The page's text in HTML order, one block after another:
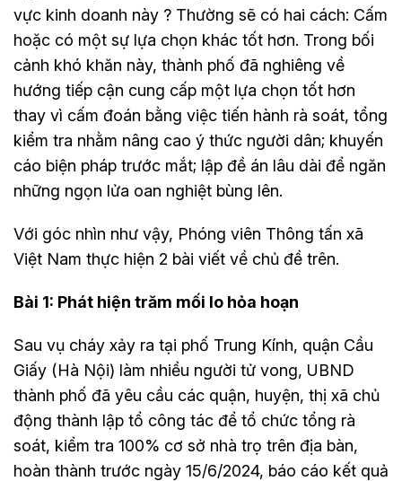
vực kinh doanh này ? Thường sẽ có hai cách: Cấm
hoặc có một sự lựa chọn khác tốt hơn. Trong bối
cảnh khó khăn này, thành phố đã nghiêng về
hướng tiếp cận cung cấp một lựa chọn tốt hơn
thay vì cấm đoán bằng việc tiến hành rà soát, tổng
kiểm tra nhằm nâng cao ý thức người dân; khuyến
cáo biện pháp trước mắt; lập đề án lâu dài để ngăn
những ngọn lửa oan nghiệt bùng lên.
Với góc nhìn như vậy, Phóng viên Thông tấn xã
Việt Nam thực hiện 2 bài viết về chủ đề trên.
Bài 1: Phát hiện trăm mối lo hỏa hoạn
Sau vụ cháy xảy ra tại phố Trung Kính, quận Cầu
Giấy (Hà Nội) làm nhiều người tử vong, UBND
thành phố đã yêu cầu các quận, huyện, thị xã chủ
động thành lập tổ công tác để tổ chức tổng rà
soát, kiểm tra 100% cơ sở nhà trọ trên địa bàn,
hoàn thành trước ngày 15/6/2024, báo cáo kết quả